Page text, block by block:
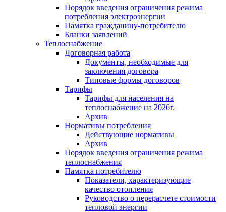
Порядок введения ограничения режима
потребления электроэнергии
Памятка гражданину-потребителю
Бланки заявлений
Теплоснабжение
Договорная работа
Документы, необходимые для
заключения договора
Типовые формы договоров
Тарифы
Тарифы для населения на
теплоснабжение на 2026г.
Архив
Нормативы потребления
Действующие нормативы
Архив
Порядок введения ограничения режима
теплоснабжения
Памятка потребителю
Показатели, характеризующие
качество отопления
Руководство о перерасчете стоимости
тепловой энергии